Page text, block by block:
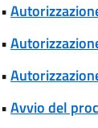
•
•
•
•Avvio del